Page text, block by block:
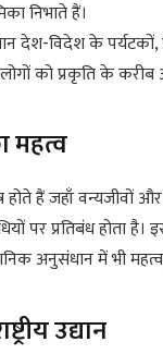
निभाते हैं।
देश-विदेश के
लोगों को प्रकृति के
महत्व
होते हैं जहाँ
पर प्रतिबंध होता है।
अनुसंधान में भी
उद्यान